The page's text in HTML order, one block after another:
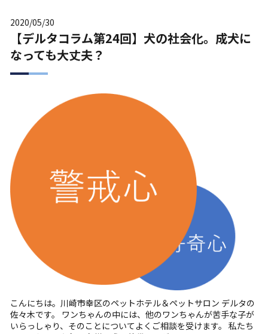
2020/05/30
【デルタコラム第24回】犬の社会化。成犬に
なっても大丈夫？
こんにちは。川崎市幸区のペットホテル＆ペットサロン デルタの
佐々木です。 ワンちゃんの中には、他のワンちゃんが苦手な子が
いらっしゃり、そのことについてよくご相談を受けます。 私たち